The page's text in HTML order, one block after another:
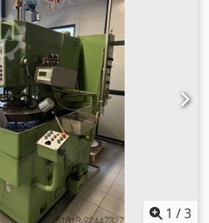
1 /3